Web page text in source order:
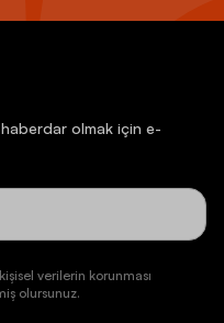
olmak için e-
verilerin korunması
olursunuz.